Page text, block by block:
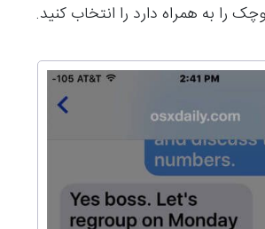
را به همراه دارد را انتخاب کنید.